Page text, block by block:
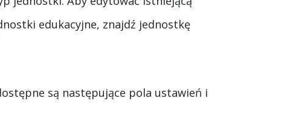
edukacyjne, znajdź jednostkę
są następujące pola ustawień i